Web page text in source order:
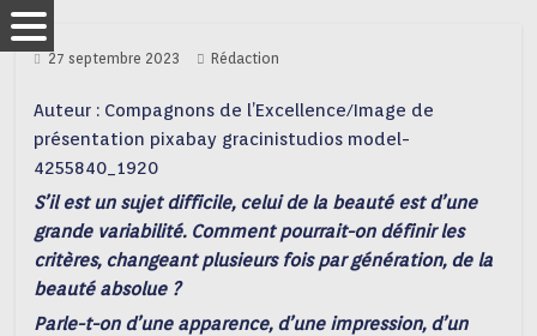
27 septembre 2023 Rédaction
Auteur : Compagnons de l’Excellence/Image de
présentation pixabay gracinistudios model-
4255840_1920
S’il est un sujet difficile, celui de la beauté est d’une
grande variabilité. Comment pourrait-on définir les
critères, changeant plusieurs fois par génération, de la
beauté absolue ?
Parle-t-on d’une apparence, d’une impression, d’un